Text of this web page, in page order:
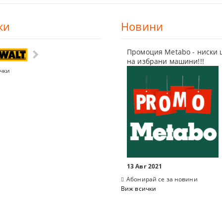
ЗА ЛАЗЕР
Новини
Промоция Metabo - ниски
на избрани машини!!!
13 Авг 2021
Абонирай се за новини
Виж всички